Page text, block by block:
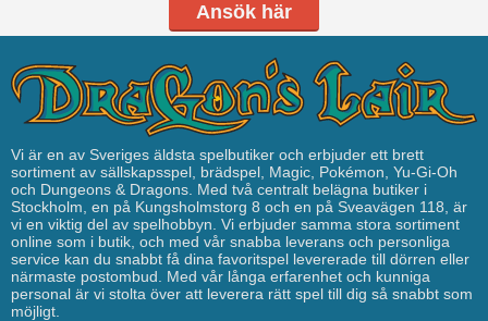
Ansök här
Vi är en av Sveriges äldsta spelbutiker och erbjuder ett brett
sortiment av sällskapsspel, brädspel, Magic, Pokémon, Yu-Gi-Oh
och Dungeons & Dragons. Med två centralt belägna butiker i
Stockholm, en på Kungsholmstorg 8 och en på Sveavägen 118, är
vi en viktig del av spelhobbyn. Vi erbjuder samma stora sortiment
online som i butik, och med vår snabba leverans och personliga
service kan du snabbt få dina favoritspel levererade till dörren eller
närmaste postombud. Med vår långa erfarenhet och kunniga
personal är vi stolta över att leverera rätt spel till dig så snabbt som
möjligt.